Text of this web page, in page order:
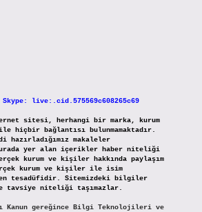
Skype: live:.cid.575569c608265c69
sitesi, herhangi bir marka, kurum
hiçbir bağlantısı bulunmamaktadır.
hazırladığımız makaleler
yer alan içerikler haber niteliği
kurum ve kişiler hakkında paylaşım
kurum ve kişiler ile isim
tesadüfidir. Sitemizdeki bilgiler
tavsiye niteliği taşımazlar.
Kanun gereğince Bilgi Teknolojileri ve